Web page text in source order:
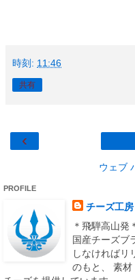
時刻: 11:46
共有
‹
ウェブ
PROFILE
チーズ工
＊飛騨高山発
国産チーズブ
しなければリ
のもと、 素